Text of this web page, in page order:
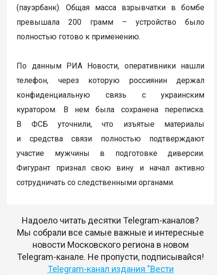
(пауэрбанк). Общая масса взрывчатки в бомбе
превышала 200 грамм – устройство было
полностью готово к применению.
По данным РИА Новости, оперативники нашли
телефон, через которую россиянин держал
конфиденциальную связь с украинским
куратором. В нем была сохранена переписка.
В ФСБ уточнили, что изъятые материалы
и средства связи полностью подтверждают
участие мужчины в подготовке диверсии.
Фигурант признал свою вину и начал активно
сотрудничать со следственными органами.
Надоело читать десятки Telegram-каналов?
Мы собрали все самые важные и интересные
новости Московского региона в новом
Telegram-канале. Не пропусти, подписывайся!
Telegram-канал издания "Вести